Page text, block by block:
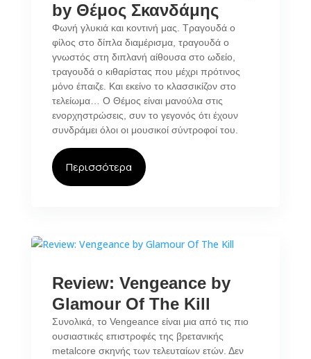
by Θέμος Σκανδάμης
Φωνή γλυκιά και κοντινή μας. Τραγουδά ο
φίλος στο δίπλα διαμέρισμα, τραγουδά ο
γνωστός στη διπλανή αίθουσα στο ωδείο,
τραγουδά ο κιθαρίστας που μέχρι πρότινος
μόνο έπαιζε. Και εκείνο το κλασσικίζον στο
τελείωμα… Ο Θέμος είναι μανούλα στις
ενορχηστρώσεις, συν το γεγονός ότι έχουν
συνδράμει όλοι οι μουσικοί σύντροφοί του.
Περισσότερα
Review: Vengeance by
Glamour Of The Kill
Συνολικά, το Vengeance είναι μια από τις πιο
ουσιαστικές επιστροφές της βρετανικής
metalcore σκηνής των τελευταίων ετών. Δεν